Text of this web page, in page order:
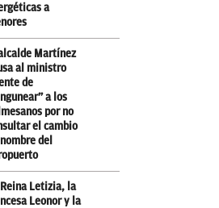
a
Martínez
al ministro
de
a los
por no
el cambio
del
Reina Letizia, la
Leonor y la